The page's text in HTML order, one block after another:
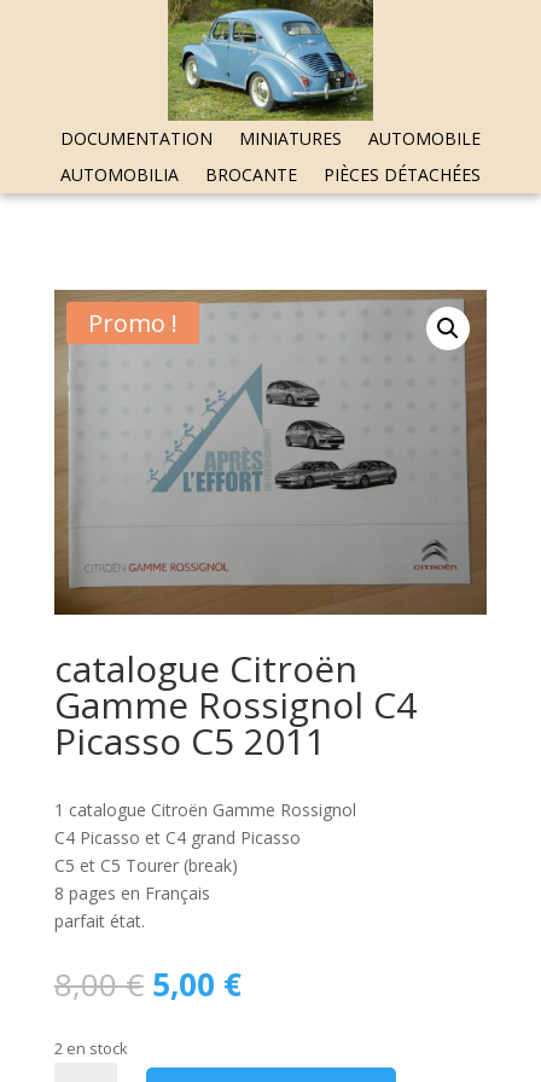
DOCUMENTATION MINIATURES
AUTOMOBILE
AUTOMOBILIA
BROCANTE PIÈCES DÉTACHÉES
Promo !
catalogue Citroën
Gamme Rossignol C4
Picasso C5 2011
1 catalogue Citroën Gamme Rossignol
C4 Picasso et C4 grand Picasso
C5 et C5 Tourer (break)
8 pages en Français
parfait état.
8,00€ Le
prix
était :
5,00 €Le
prix
est :
2 en stock